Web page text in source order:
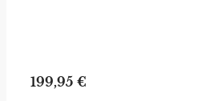
199,95 €